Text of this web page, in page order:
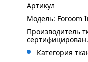
Артикул
Модель: Foroom
Производитель
сертифицирован.
Категория